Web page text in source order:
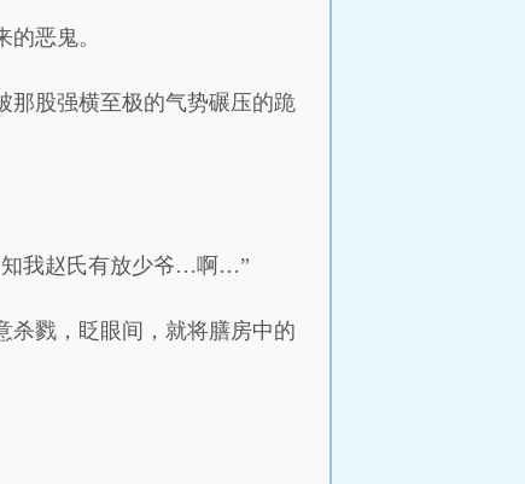
恶鬼。
那股强横至极的气势碾压的跪
知我赵氏有放少爷…啊…”
杀戮，眨眼间，就将膳房中的